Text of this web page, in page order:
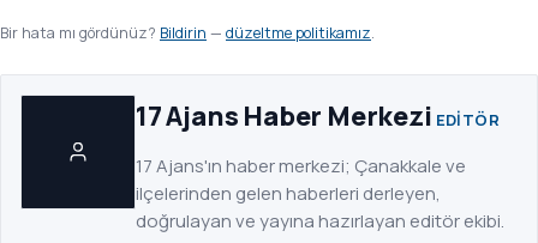
Bir hata mı gördünüz? Bildirin — düzeltme politikamız.
17 Ajans Haber Merkezi EDITÖR
17 Ajans'ın haber merkezi; Çanakkale ve
ilçelerinden gelen haberleri derleyen,
doğrulayan ve yayına hazırlayan editör ekibi.